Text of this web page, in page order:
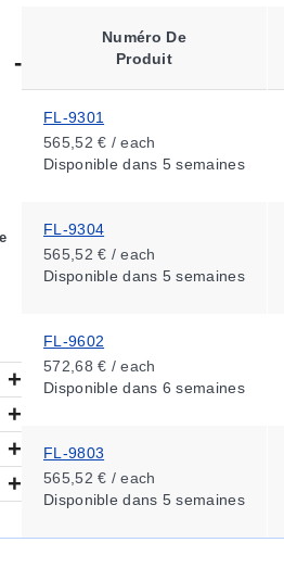
Numéro De
Produit
FL-9301
565,52 € / each
Disponible dans 5 semaines
FL-9304
565,52 € / each
Disponible dans 5 semaines
FL-9602
572,68 € / each
Disponible dans 6 semaines
FL-9803
565,52 € / each
Disponible dans 5 semaines